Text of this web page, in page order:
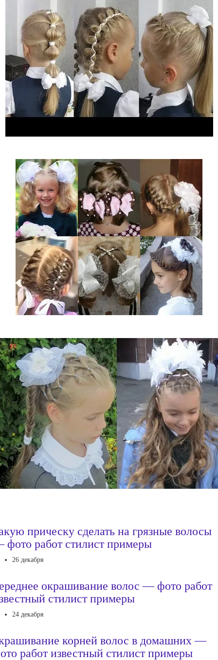
прическу сделать на грязные волосы
работ стилист примеры
26 декабря
окрашивание волос — фото работ
стилист примеры
24 декабря
корней волос в домашних —
работ известный стилист примеры